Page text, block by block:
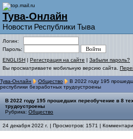
Тува-Онлайн
Новости Республики Тыва
Логин:
Пароль:
ENGLISH | Регистрация на сайте | Забыли пароль?
Вы просматриваете мобильную версию сайта.
Тува-Онлайн Общество
В 2022 году 195
республики безработных трудоустроены
В 2022 году 195 прошедших переобучение в 8
трудоустроены
Рубрика: Общество
24 декабря 2022 г. | Просмотров: 1571 |